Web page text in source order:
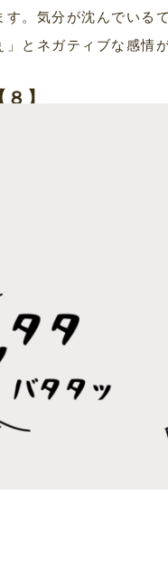
。気分が沈んでいる
とネガティブな感情
】